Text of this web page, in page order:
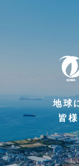
地球
皆